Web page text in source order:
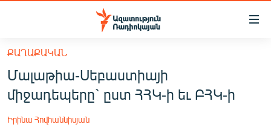
Մատչելիության
հիմնական
բովանդակությանը
Անցնել
հիմնական
մենյուին
ՀԱՅԱՍՏԱՆ
ՔԱՂԱՔԱԿԱՆ
ԸՆՏՐՈՒԹՅՈՒՆՆԵՐ 2026
ՔԱՂԱՔԱԿԱՆ
Մալաթիա-Սեբաստիայի
միջադեպերը` ըստ ՀՀԿ-ի եւ ԲՀԿ-ի
Իրինա Հովհաննիսյան